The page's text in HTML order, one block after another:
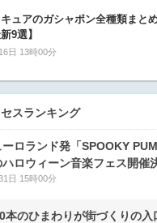
ュアのガシャポン全種類まと
9選】
日 13時00分
スランキング
ーロランド発「SPOOKY
ハロウィーン音楽フェス開催
日 15時00分
本のひまわりが街づくりの